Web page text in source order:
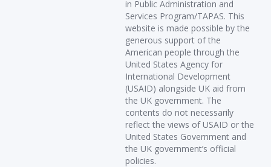
in Public Administration and
Services Program/TAPAS. This
website is made possible by the
generous support of the
American people through the
United States Agency for
International Development
(USAID) alongside UK aid from
the UK government. The
contents do not necessarily
reflect the views of USAID or the
United States Government and
the UK government’s official
policies.